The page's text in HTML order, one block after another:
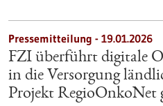
Pressemitteilung - 19.01.2026
FZI überführt digitale
in die Versorgung
Projekt RegioOnkoNet